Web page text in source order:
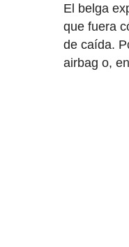
El belga
que fuera
de caída.
airbag o,